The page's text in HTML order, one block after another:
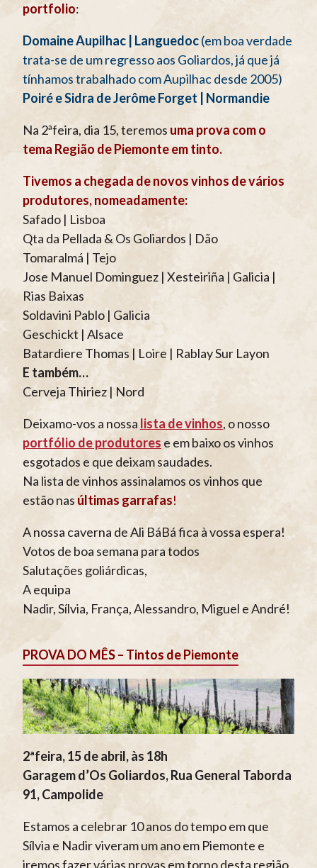
portfolio:
Domaine Aupilhac | Languedoc(em boa verdade
trata-se de um regresso aos Goliardos, já que já
tínhamos trabalhado com Aupilhac desde 2005)
Poiré e Sidra de Jerôme Forget | Normandie
Na 2ªfeira, dia 15, teremos uma prova com o
tema Região de Piemonte em tinto.
Tivemos a chegada de novos vinhos de vários
produtores, nomeadamente:
Safado | Lisboa
Qta da Pellada & Os Goliardos | Dão
Tomaralmá | Tejo
Jose Manuel Dominguez | Xesteiriña | Galicia |
Rias Baixas
Soldavini Pablo | Galicia
Geschickt | Alsace
Batardiere Thomas | Loire | Rablay Sur Layon
E também…
Cerveja Thiriez | Nord
Deixamo-vos a nossa lista de vinhos, o nosso
portfólio de produtores e em baixo os vinhos
esgotados e que deixam saudades.
Na lista de vinhos assinalamos os vinhos que
estão nas últimas garrafas!
A nossa caverna de Ali BáBá fica à vossa espera!
Votos de boa semana para todos
Salutações goliárdicas,
A equipa
Nadir, Sílvia, França, Alessandro, Miguel e André!
PROVA DO MÊS – Tintos de Piemonte
2ªfeira, 15 de abril, às 18h
Garagem d’Os Goliardos, Rua General Taborda
91, Campolide
Estamos a celebrar 10 anos do tempo em que
Sílvia e Nadir viveram um ano em Piemonte e
iremos fazer várias provas em torno desta região